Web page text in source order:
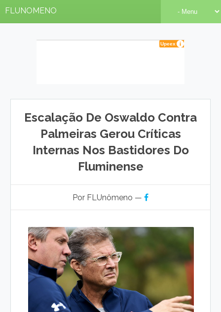
FLUNOMENO
Escalação De Oswaldo Contra
Palmeiras Gerou Críticas
Internas Nos Bastidores Do
Fluminense
Por FLUnômeno —